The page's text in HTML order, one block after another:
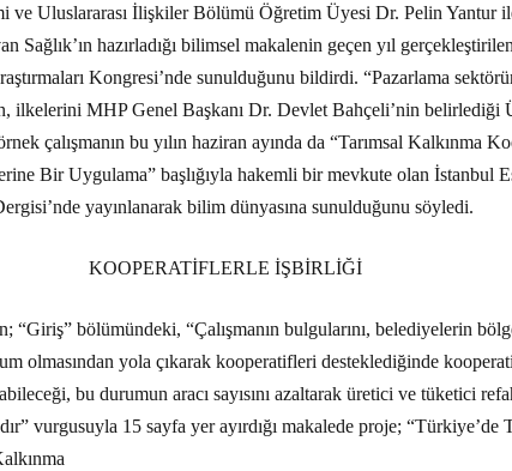
Uluslararası İlişkiler Bölümü Öğretim Üyesi Dr. Pelin Yantur
Sağlık’ın hazırladığı bilimsel makalenin geçen yıl
Kongresi’nde sunulduğunu bildirdi. “Pazarlama
ilkelerini MHP Genel Başkanı Dr. Devlet Bahçeli’nin belirlediği
örnek çalışmanın bu yılın haziran ayında da “Tarımsal Kalkınma
Bir Uygulama” başlığıyla hakemli bir mevkute olan İstanbul
yayınlanarak bilim dünyasına sunulduğunu söyledi.
KOOPERATİFLERLE İŞBİRLİĞİ
“Giriş” bölümündeki, “Çalışmanın bulgularını, belediyelerin
olmasından yola çıkarak kooperatifleri desteklediğinde
bu durumun aracı sayısını azaltarak üretici ve tüketici
vurgusuyla 15 sayfa yer ayırdığı makalede proje; “Türkiye’de